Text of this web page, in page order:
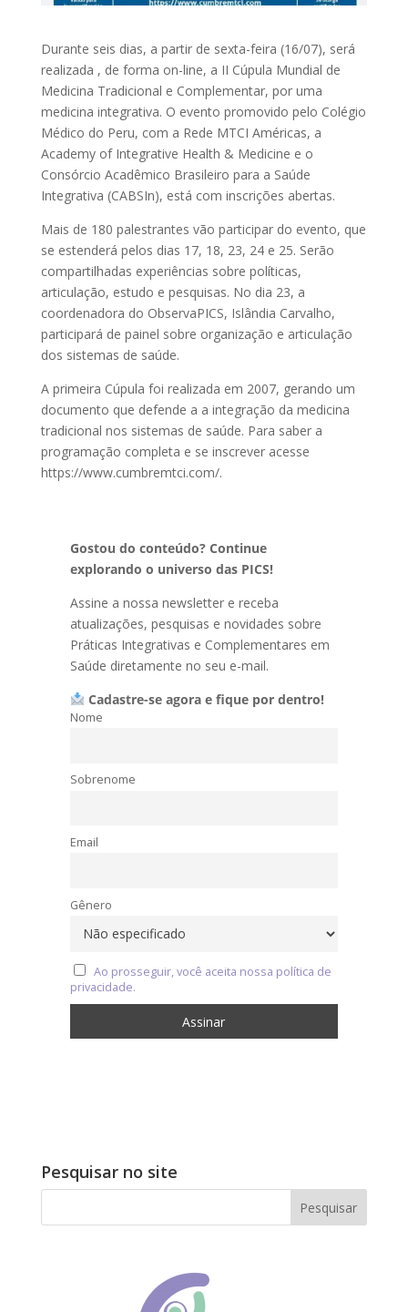
Durante seis dias, a partir de sexta-feira (16/07), será
realizada , de forma on-line, a II Cúpula Mundial de
Medicina Tradicional e Complementar, por uma
medicina integrativa. O evento promovido pelo Colégio
Médico do Peru, com a Rede MTCI Américas, a
Academy of Integrative Health & Medicine e o
Consórcio Acadêmico Brasileiro para a Saúde
Integrativa (CABSIn), está com inscrições abertas.
Mais de 180 palestrantes vão participar do evento, que
se estenderá pelos dias 17, 18, 23, 24 e 25. Serão
compartilhadas experiências sobre políticas,
articulação, estudo e pesquisas. No dia 23, a
coordenadora do ObservaPICS, Islândia Carvalho,
participará de painel sobre organização e articulação
dos sistemas de saúde.
A primeira Cúpula foi realizada em 2007, gerando um
documento que defende a a integração da medicina
tradicional nos sistemas de saúde. Para saber a
programação completa e se inscrever acesse
https://www.cumbremtci.com/.
Gostou do conteúdo? Continue
explorando o universo das PICS!
Assine a nossa newsletter e receba
atualizações, pesquisas e novidades sobre
Práticas Integrativas e Complementares em
Saúde diretamente no seu e-mail.
Cadastre-se agora e fique por dentro!
Nome
Sobrenome
Email
Gênero
Ao prosseguir, você aceita nossa política de
privacidade.
Pesquisar no site